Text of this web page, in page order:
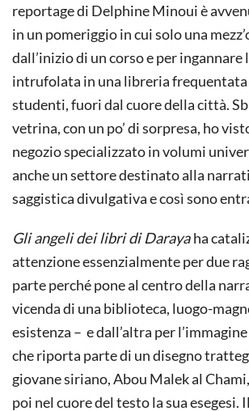
reportage di Delphine Minoui è
in un pomeriggio in cui solo una
dall’inizio di un corso e per ingannare
intrufolata in una libreria frequentata
studenti, fuori dal cuore della città.
vetrina, con un po’ di sorpresa, ho
negozio specializzato in volumi
anche un settore destinato alla
saggistica divulgativa e così sono
Gli angeli dei libri di Darayaha
attenzione essenzialmente per due
parte perché pone al centro della
vicenda di una biblioteca, luogo-
esistenza – e dall’altra per
che riporta parte di un disegno
giovane siriano, Abou Malek al
poi nel cuore del testo la sua esegesi.